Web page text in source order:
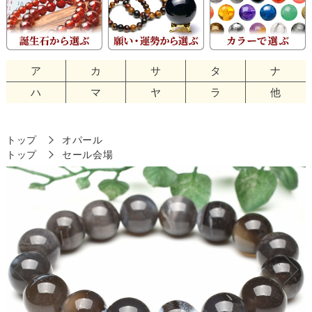
ア カ サ タ
ナ
ハ
マ ヤ ラ 他
トップ
オパール
トップ
セール会場